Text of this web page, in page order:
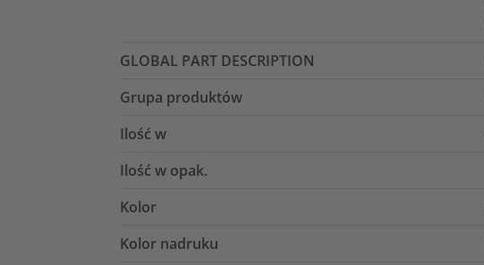
GLOBAL PART DESCRIPTION
Grupa produktów
Ilość w
Ilość w opak.
Kolor
Kolor nadruku